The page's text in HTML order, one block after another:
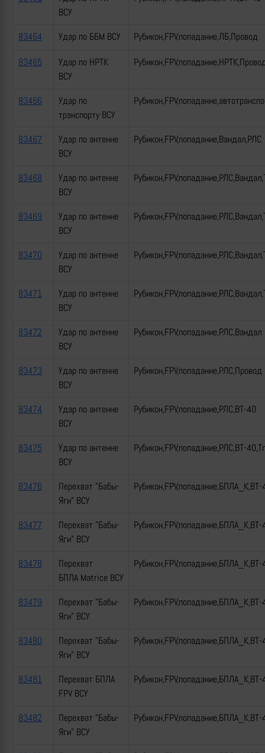
ВСУ
83464 Удар по ББМ ВСУ Рубикон,FPV,попадание,ЛБ,Провод
83465
Удар по НРТК
ВСУ
83466
Удар по
транспорту ВСУ
83467
Удар по антенне
ВСУ
Рубикон,FPV,попадание,Вандал,РЛС
83468
Удар по антенне
ВСУ
83469
Удар по антенне
ВСУ
83470
Удар по антенне
ВСУ
83471
Удар по антенне
ВСУ
83472
Удар по антенне
ВСУ
Рубикон,FPV,попадание,РЛС,Вандал
83473
Удар по антенне
ВСУ
Рубикон,FPV,попадание,РЛС,Провод
83474
Удар по антенне
ВСУ
Рубикон,FPV,попадание,РЛС,ВТ-40
83475
Удар по антенне
ВСУ
Рубикон,FPV,попадание,РЛС,ВТ-
83476
Перехват "Бабы-
Яги" ВСУ
83477
Перехват "Бабы-
Яги" ВСУ
83478
Перехват
БПЛА Matrice ВСУ
83479
Перехват "Бабы-
Яги" ВСУ
83480
Перехват "Бабы-
Яги" ВСУ
83481
Перехват БПЛА
FPV ВСУ
83482
Перехват "Бабы-
Яги" ВСУ